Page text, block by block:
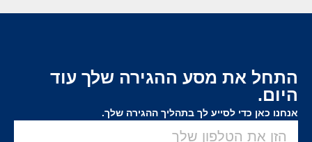
התחל את מסע ההגירה שלך עוד
היום.
אנחנו כאן כדי לסייע לך בתהליך ההגירה שלך.